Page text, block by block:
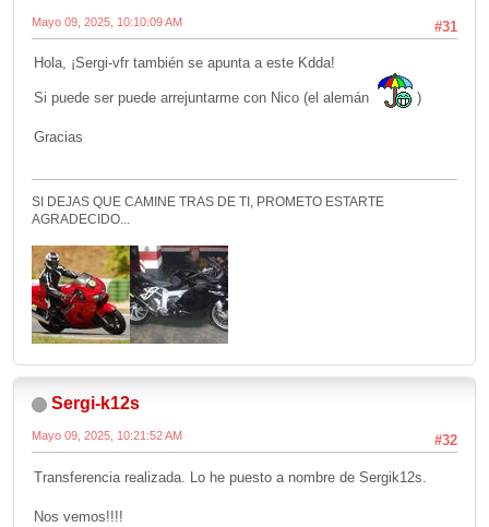
#31
Mayo 09, 2025, 10:10:09 AM
Hola, ¡Sergi-vfr también se apunta a este Kdda!
Si puede ser puede arrejuntarme con Nico (el alemán )
Gracias
SI DEJAS QUE CAMINE TRAS DE TI, PROMETO ESTARTE
AGRADECIDO...
Sergi-k12s
#32
Mayo 09, 2025, 10:21:52 AM
Transferencia realizada. Lo he puesto a nombre de Sergik12s.
Nos vemos!!!!